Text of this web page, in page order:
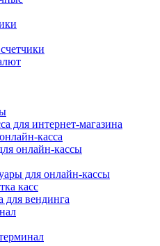
для интернет-магазина
касса
онлайн-кассы
для онлайн-кассы
касс
для вендинга